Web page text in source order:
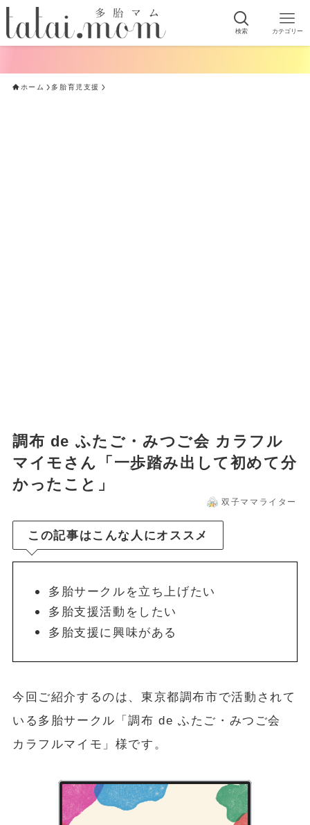
検索 カテゴリー
ホーム 多胎育児支援
調布 de ふたご・みつご会 カラフル
マイモさん「一歩踏み出して初めて分
かったこと」
双子ママライター
この記事はこんな人にオススメ
多胎サークルを立ち上げたい
多胎支援活動をしたい
多胎支援に興味がある
今回ご紹介するのは、東京都調布市で活動されて
いる多胎サークル「調布 de ふたご・みつご会
カラフルマイモ」様です。